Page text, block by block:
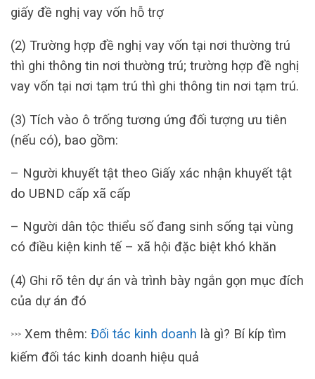
giấy đề nghị vay vốn hỗ trợ
(2) Trường hợp đề nghị vay vốn tại nơi thường trú
thì ghi thông tin nơi thường trú; trường hợp đề nghị
vay vốn tại nơi tạm trú thì ghi thông tin nơi tạm trú.
(3) Tích vào ô trống tương ứng đối tượng ưu tiên
(nếu có), bao gồm:
– Người khuyết tật theo Giấy xác nhận khuyết tật
do UBND cấp xã cấp
– Người dân tộc thiểu số đang sinh sống tại vùng
có điều kiện kinh tế – xã hội đặc biệt khó khăn
(4) Ghi rõ tên dự án và trình bày ngắn gọn mục đích
của dự án đó
>>> Xem thêm: Đối tác kinh doanh là gì? Bí kíp tìm
kiếm đối tác kinh doanh hiệu quả